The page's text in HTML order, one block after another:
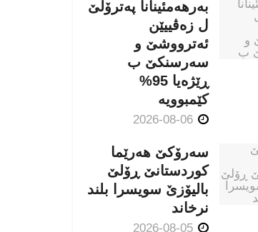
بەرهەمئینانا په‌ترۆلێ
ل زه‌ڤییێن
ئەترووشێ و
سەرسنكێ ب
ڕێژەیا 95%
كێمبوویە
سەرۆکێ هەرێما
کوردستانێ ڕۆلێ
بالیۆزێ سویسرا بلند
نرخاند